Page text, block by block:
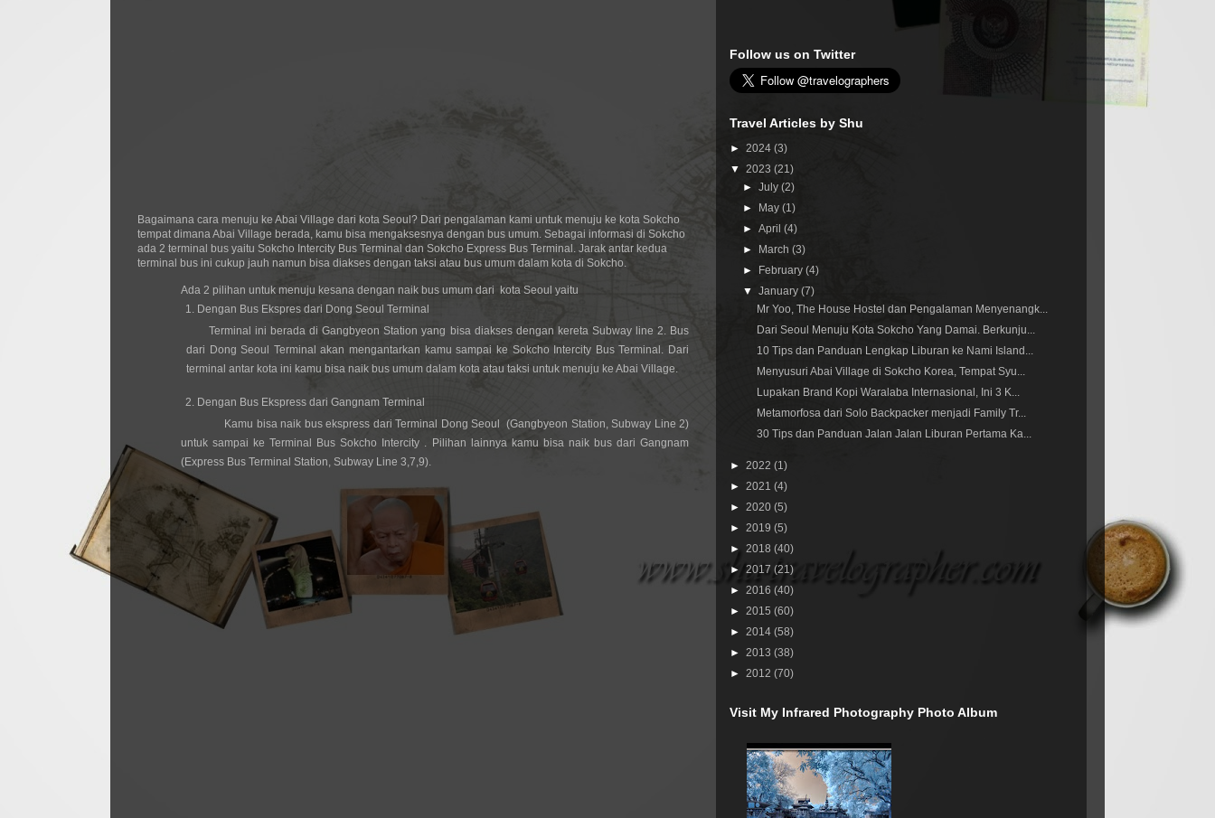
Bagaimana cara menuju ke Abai Village dari kota Seoul? Dari pengalaman kami untuk menuju ke kota Sokcho
tempat dimana Abai Village berada, kamu bisa mengaksesnya dengan bus umum. Sebagai informasi di Sokcho
ada 2 terminal bus yaitu Sokcho Intercity Bus Terminal dan Sokcho Express Bus Terminal. Jarak antar kedua
terminal bus ini cukup jauh namun bisa diakses dengan taksi atau bus umum dalam kota di Sokcho.
Ada 2 pilihan untuk menuju kesana dengan naik bus umum dari  kota Seoul yaitu
Dengan Bus Ekspres dari Dong Seoul Terminal
Terminal ini berada di Gangbyeon Station yang bisa diakses dengan kereta Subway line 2. Bus
dari Dong Seoul Terminal akan mengantarkan kamu sampai ke Sokcho Intercity Bus Terminal. Dari
terminal antar kota ini kamu bisa naik bus umum dalam kota atau taksi untuk menuju ke Abai Village.
Dengan Bus Ekspress dari Gangnam Terminal
Kamu bisa naik bus ekspress dari Terminal Dong Seoul  (Gangbyeon Station, Subway Line 2)
untuk sampai ke Terminal Bus Sokcho Intercity . Pilihan lainnya kamu bisa naik bus dari Gangnam
(Express Bus Terminal Station, Subway Line 3,7,9).
Follow us on Twitter
Travel Articles by Shu
► 2024 (3)
▼ 2023 (21)
►July(2)
►
May(1)
►April(4)
►
March(3)
►
February(4)
▼January(7)
Mr Yoo, The House Hostel dan Pengalaman Menyenangk...
Dari Seoul Menuju Kota Sokcho Yang Damai. Berkunju...
10 Tips dan Panduan Lengkap Liburan ke Nami Island...
Menyusuri Abai Village di Sokcho Korea, Tempat Syu...
Lupakan Brand Kopi Waralaba Internasional, Ini 3 K...
Metamorfosa dari Solo Backpacker menjadi Family Tr...
30 Tips dan Panduan Jalan Jalan Liburan Pertama Ka...
► 2022 (1)
► 2021 (4)
► 2020 (5)
► 2019 (5)
► 2018 (40)
► 2017 (21)
► 2016 (40)
► 2015 (60)
► 2014 (58)
► 2013 (38)
► 2012 (70)
Visit My Infrared Photography Photo Album